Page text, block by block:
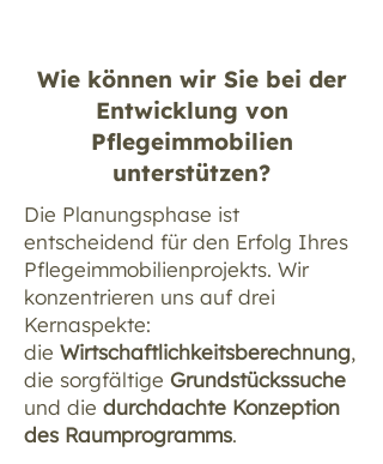
Wie können wir Sie bei der
Entwicklung von
Pflegeimmobilien
unterstützen?
Die Planungsphase ist
entscheidend für den Erfolg Ihres
Pflegeimmobilienprojekts. Wir
konzentrieren uns auf drei
Kernaspekte:
die Wirtschaftlichkeitsberechnung,
die sorgfältige Grundstückssuche
und die durchdachte Konzeption
des Raumprogramms.